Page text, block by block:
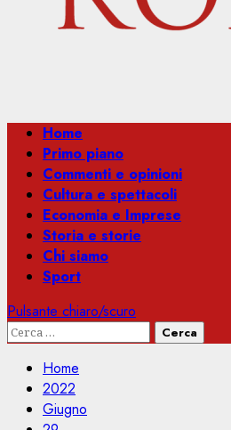
Menu
principale
Home
Primo piano
Commenti e opinioni
Cultura e spettacoli
Economia e Imprese
Storia e storie
Chi siamo
Sport
Pulsante chiaro/scuro
Ricerca
Home
2022
Giugno